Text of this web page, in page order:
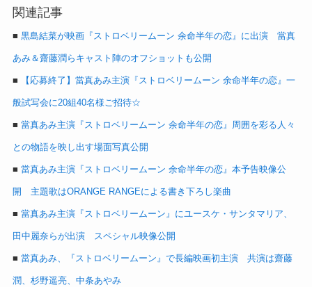
関連記事
■ 黒島結菜が映画『ストロベリームーン 余命半年の恋』に出演 當真
あみ＆齋藤潤らキャスト陣のオフショットも公開
■ 【応募終了】當真あみ主演『ストロベリームーン 余命半年の恋』一
般試写会に20組40名様ご招待☆
■ 當真あみ主演『ストロベリームーン 余命半年の恋』周囲を彩る人々
との物語を映し出す場面写真公開
■ 當真あみ主演『ストロベリームーン 余命半年の恋』本予告映像公
開 主題歌はORANGE RANGEによる書き下ろし楽曲
■ 當真あみ主演『ストロベリームーン』にユースケ・サンタマリア、
田中麗奈らが出演 スペシャル映像公開
■ 當真あみ、『ストロベリームーン』で長編映画初主演 共演は齋藤
潤、杉野遥亮、中条あやみ